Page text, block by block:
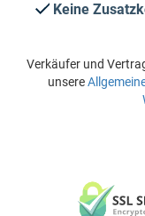
Keine
Verkäufer und
unsere